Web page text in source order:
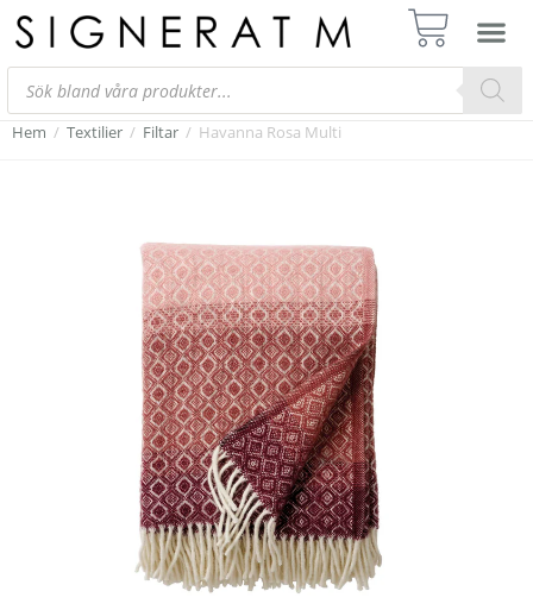
Hem / Textilier / Filtar / Havanna Rosa Multi